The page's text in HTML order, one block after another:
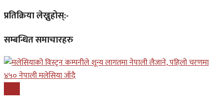
प्रतिक्रिया लेख्नुहोस्:-
सम्बन्धित समाचारहरु